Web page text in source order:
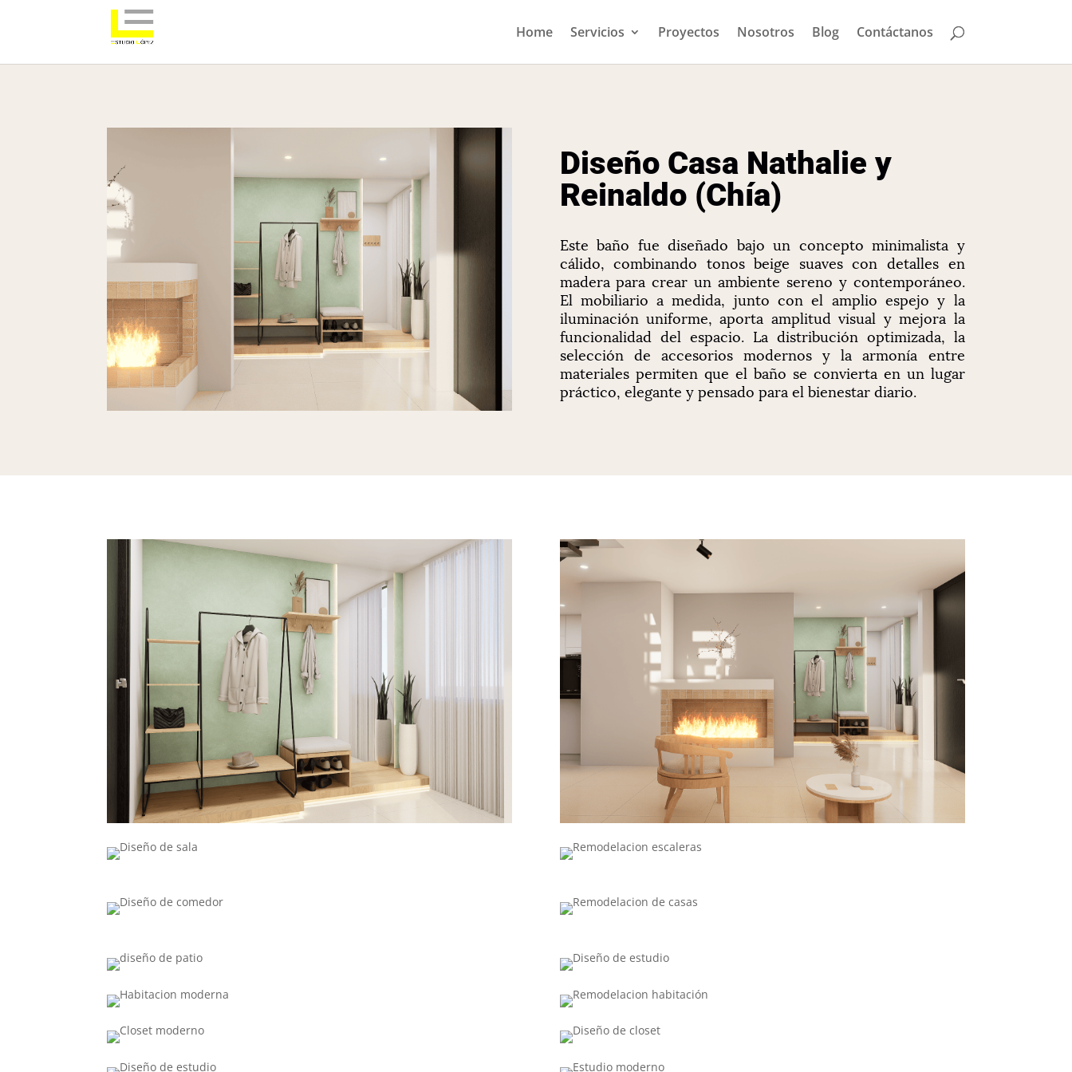
Home Servicios Proyectos Nosotros Blog Contáctanos
Diseño Casa Nathalie y
Reinaldo (Chía)
Este baño fue diseñado bajo un concepto minimalista y
cálido, combinando tonos beige suaves con detalles en
madera para crear un ambiente sereno y contemporáneo.
El mobiliario a medida, junto con el amplio espejo y la
iluminación uniforme, aporta amplitud visual y mejora la
funcionalidad del espacio. La distribución optimizada, la
selección de accesorios modernos y la armonía entre
materiales permiten que el baño se convierta en un lugar
práctico, elegante y pensado para el bienestar diario.